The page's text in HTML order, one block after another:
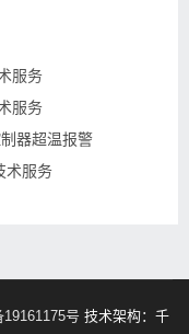
服务
服务
器超温报警
术服务
号 技术架构：千